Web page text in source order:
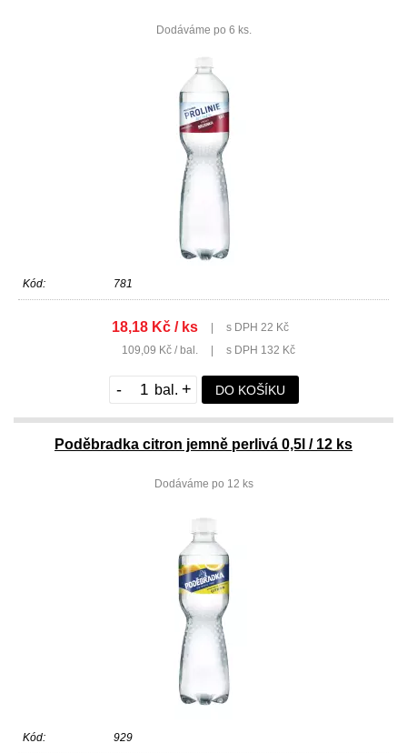
Dodáváme po 6 ks.
Kód: 781
18,18 Kč / ks
s DPH 22 Kč
109,09 Kč / bal.
s DPH 132 Kč
- + DO KOŠÍKU
Poděbradka citron jemně perlivá 0,5l / 12 ks
Dodáváme po 12 ks
Kód: 929